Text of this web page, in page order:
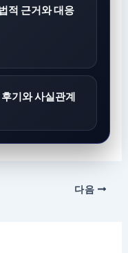
적 근거와 대응
기와 사실관계
다음